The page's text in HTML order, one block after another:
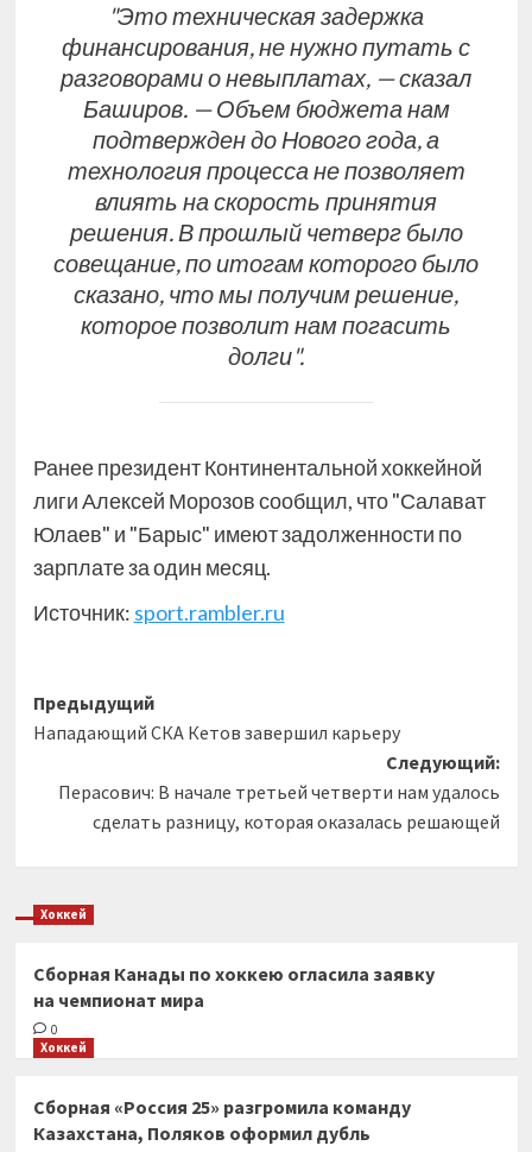
"Это техническая задержка
финансирования, не нужно путать с
разговорами о невыплатах, — сказал
Баширов. — Объем бюджета нам
подтвержден до Нового года, а
технология процесса не позволяет
влиять на скорость принятия
решения. В прошлый четверг было
совещание, по итогам которого было
сказано, что мы получим решение,
которое позволит нам погасить
долги".
Ранее президент Континентальной хоккейной
лиги Алексей Морозов сообщил, что "Салават
Юлаев" и "Барыс" имеют задолженности по
зарплате за один месяц.
Источник: sport.rambler.ru
Навигация
записи
Предыдущий
Нападающий СКА Кетов завершил карьеру
Следующий:
Перасович: В начале третьей четверти нам удалось
сделать разницу, которая оказалась решающей
Хоккей
Сборная Канады по хоккею огласила заявку
на чемпионат мира
0
Хоккей
Сборная «Россия 25» разгромила команду
Казахстана, Поляков оформил дубль